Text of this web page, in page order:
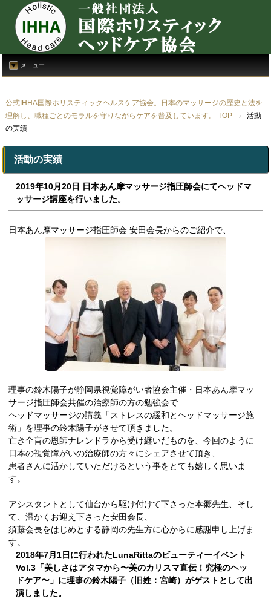
メニュー
公式IHHA国際ホリスティックヘルスケア協会。日本のマッサージの歴史と法を
理解し、職種ごとのモラルを守りながらケアを普及しています。 TOP
活動
の実績
活動の実績
2019年10月20日 日本あん摩マッサージ指圧師会にてヘッドマ
ッサージ講座を行いました。
日本あん摩マッサージ指圧師会 安田会長からのご紹介で、
理事の鈴木陽子が静岡県視覚障がい者協会主催・日本あん摩マッ
サージ指圧師会共催の治療師の方の勉強会で
ヘッドマッサージの講義「ストレスの緩和とヘッドマッサージ施
術」を理事の鈴木陽子がさせて頂きました。
亡き全盲の恩師ナレンドラから受け継いだものを、今回のように
日本の視覚障がいの治療師の方々にシェアさせて頂き、
患者さんに活かしていただけるという事をとても嬉しく思いま
す。
アシスタントとして仙台から駆け付けて下さった本郷先生、そし
て、温かくお迎え下さった安田会長、
須藤会長をはじめとする静岡の先生方に心からに感謝申し上げま
す。
2018年7月1日に行われたLunaRittaのビューティーイベント
Vol.3「美しさはアタマから〜美のカリスマ直伝！究極のヘッ
ドケア〜」に理事の鈴木陽子（旧姓：宮崎）がゲストとして出
演しました。